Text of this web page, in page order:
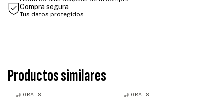
Compra segura
Tus datos protegidos
Productos similares
GRATIS GRATIS